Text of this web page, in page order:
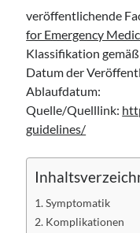
Leitlinie „Die
Konsensuspapier
Management of myxoedema
Leitlinie „Bauchschmerz
Diagnostik“ der GPR
veröffentlichende
for Emergency
Klassifikation
Datum der
Ablaufdatum:
Quelle/Quelllink:
guidelines/
Symptomatik
Komplikationen